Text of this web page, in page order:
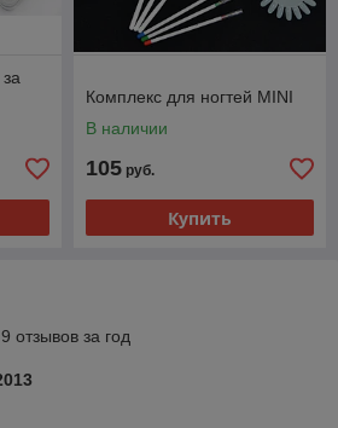
Комплекс для ногтей MINI
В наличии
105 руб.
Купить
отзывов за год